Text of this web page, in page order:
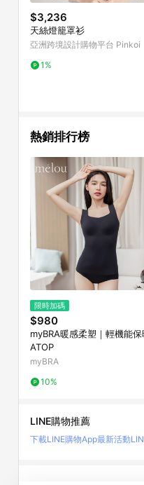
$3,236
天絲燈籠罩衫
亞洲跨境設計購物平台 Pinkoi
1%
熱銷排行榜
限時加碼
$980
myBRA暖感柔塑｜輕機能保
ATOP
myBRA
10%
LINE購物推薦
下載LINE購物App最新活動